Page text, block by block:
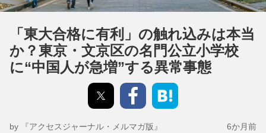
「東大合格に有利」の触れ込みは本当
か？東京・文京区の名門公立小学校
に“中国人が急増”する異常事態
by 『アクセスジャーナル・メルマガ版』 6か月前